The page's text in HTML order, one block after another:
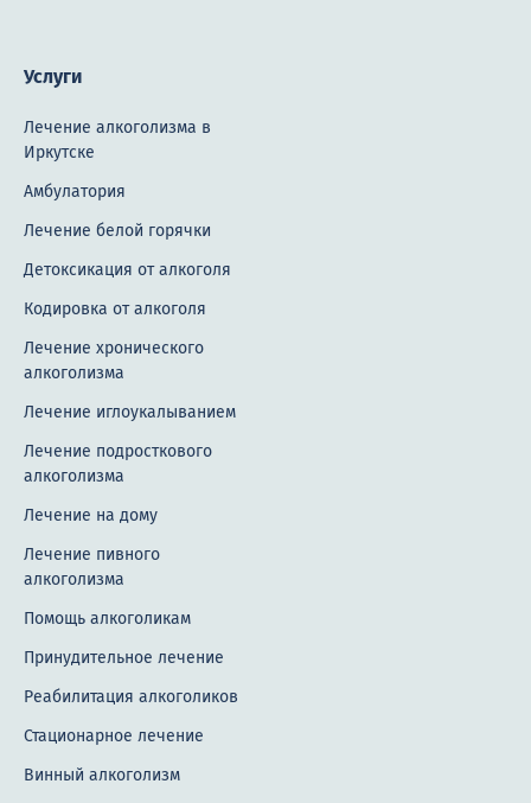
Услуги
Лечение алкоголизма в
Иркутске
Амбулатория
Лечение белой горячки
Детоксикация от алкоголя
Кодировка от алкоголя
Лечение хронического
алкоголизма
Лечение иглоукалыванием
Лечение подросткового
алкоголизма
Лечение на дому
Лечение пивного
алкоголизма
Помощь алкоголикам
Принудительное лечение
Реабилитация алкоголиков
Стационарное лечение
Винный алкоголизм